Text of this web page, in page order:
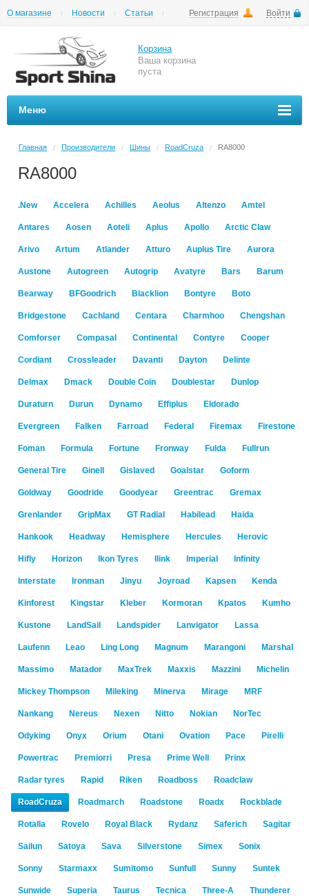
Регистрация Войти
О магазине Новости
Статьи
Корзина
Ваша корзина
пуста
Меню
Главная / Производители / Шины / RoadCruza / RA8000
RA8000
.New Accelera Achilles Aeolus Altenzo Amtel
Antares Aosen Aoteli Aplus Apollo Arctic Claw
Arivo Artum Atlander Atturo Auplus Tire Aurora
Austone Autogreen Autogrip Avatyre Bars Barum
Bearway BFGoodrich Blacklion Bontyre Boto
Bridgestone Cachland Centara Charmhoo Chengshan
Comforser Compasal Continental Contyre Cooper
Cordiant Crossleader Davanti Dayton Delinte
Delmax Dmack Double Coin Doublestar Dunlop
Duraturn Durun Dynamo Effiplus Eldorado
Evergreen Falken Farroad Federal Firemax Firestone
Foman Formula Fortune Fronway Fulda Fullrun
General Tire Ginell Gislaved Goalstar Goform
Goldway Goodride Goodyear Greentrac Gremax
Grenlander GripMax GT Radial Habilead Haida
Hankook Headway Hemisphere Hercules Herovic
Hifly Horizon Ikon Tyres Ilink Imperial Infinity
Interstate Ironman Jinyu Joyroad Kapsen Kenda
Kinforest Kingstar Kleber Kormoran Kpatos Kumho
Kustone LandSail Landspider Lanvigator Lassa
Laufenn Leao Ling Long Magnum Marangoni Marshal
Massimo Matador MaxTrek Maxxis Mazzini Michelin
Mickey Thompson Mileking Minerva Mirage MRF
Nankang Nereus Nexen Nitto Nokian NorTec
Odyking Onyx Orium Otani Ovation Pace Pirelli
Powertrac Premiorri Presa Prime Well Prinx
Radar tyres Rapid Riken Roadboss Roadclaw
RoadCruza Roadmarch Roadstone Roadx Rockblade
Rotalla Rovelo Royal Black Rydanz Saferich Sagitar
Sailun Satoya Sava Silverstone Simex Sonix
Sonny Starmaxx Sumitomo Sunfull Sunny Suntek
Sunwide Superia Taurus Tecnica Three-A Thunderer